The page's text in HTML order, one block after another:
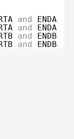
and
ENDA
and
ENDA
and
ENDB
and ENDB